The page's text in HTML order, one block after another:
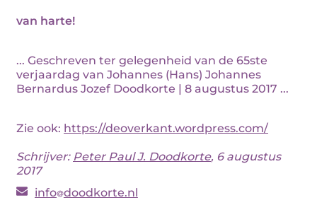
van harte!
... Geschreven ter gelegenheid van de 65ste
verjaardag van Johannes (Hans) Johannes
Bernardus Jozef Doodkorte | 8 augustus 2017 ...
Zie ook: https://deoverkant.wordpress.com/
Schrijver: Peter Paul J. Doodkorte, 6 augustus
2017
info doodkorte.nl